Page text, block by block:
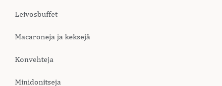
Leivosbuffet
Macaroneja ja keksejä
Konvehteja
Minidonitseja